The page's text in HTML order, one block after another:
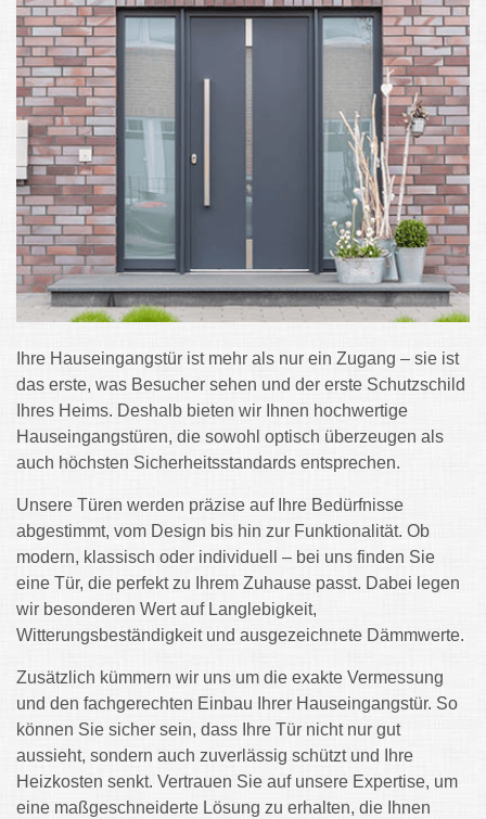
Ihre Hauseingangstür ist mehr als nur ein Zugang – sie ist
das erste, was Besucher sehen und der erste Schutzschild
Ihres Heims. Deshalb bieten wir Ihnen hochwertige
Hauseingangstüren, die sowohl optisch überzeugen als
auch höchsten Sicherheitsstandards entsprechen.
Unsere Türen werden präzise auf Ihre Bedürfnisse
abgestimmt, vom Design bis hin zur Funktionalität. Ob
modern, klassisch oder individuell – bei uns finden Sie
eine Tür, die perfekt zu Ihrem Zuhause passt. Dabei legen
wir besonderen Wert auf Langlebigkeit,
Witterungsbeständigkeit und ausgezeichnete Dämmwerte.
Zusätzlich kümmern wir uns um die exakte Vermessung
und den fachgerechten Einbau Ihrer Hauseingangstür. So
können Sie sicher sein, dass Ihre Tür nicht nur gut
aussieht, sondern auch zuverlässig schützt und Ihre
Heizkosten senkt. Vertrauen Sie auf unsere Expertise, um
eine maßgeschneiderte Lösung zu erhalten, die Ihnen